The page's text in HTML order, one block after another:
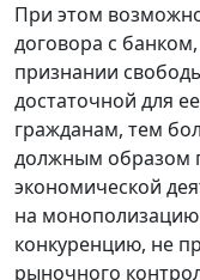
При этом
договора с
признании
достаточной для
гражданам, тем
должным образом
экономической
на
конкуренцию, не
рыночного